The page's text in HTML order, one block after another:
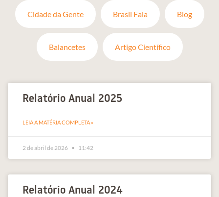
Cidade da Gente Brasil Fala Blog
Balancetes Artigo Científico
Relatório Anual 2025
LEIA A MATÉRIA COMPLETA »
2 de abril de 2026 11:42
Relatório Anual 2024